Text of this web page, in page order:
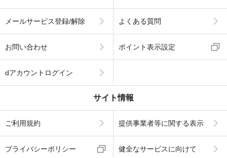
メールサービス登録/解除 よくある質問
お問い合わせ ポイント表示設定
dアカウントログイン
サイト情報
ご利用規約 提供事業者等に関する表示
プライバシーポリシー 健全なサービスに向けて